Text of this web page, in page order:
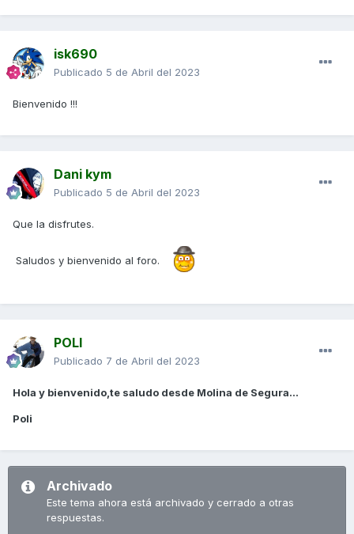
isk690
Publicado 5 de Abril del 2023
Bienvenido !!!
Dani kym
Publicado 5 de Abril del 2023
Que la disfrutes.
Saludos y bienvenido al foro.
POLI
Publicado 7 de Abril del 2023
Hola y bienvenido,te saludo desde Molina de Segura...
Poli
Archivado
Este tema ahora está archivado y cerrado a otras
respuestas.